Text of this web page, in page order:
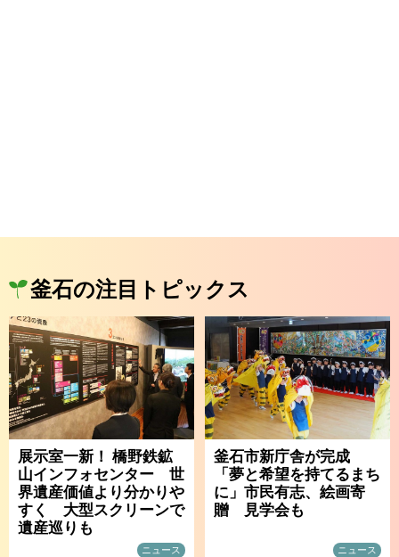
釜石の注目トピックス
展示室一新！ 橋野鉄鉱
山インフォセンター 世
界遺産価値より分かりや
すく 大型スクリーンで
遺産巡りも
ニュース
釜石市新庁舎が完成
「夢と希望を持てるまち
に」市民有志、絵画寄
贈 見学会も
ニュース